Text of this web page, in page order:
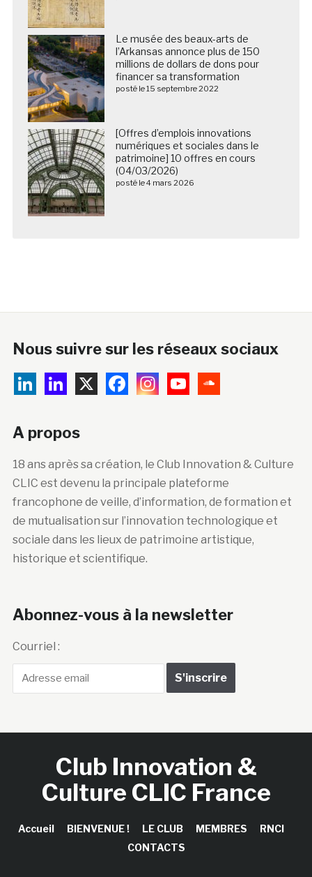
Le musée des beaux-arts de
l’Arkansas annonce plus de 150
millions de dollars de dons pour
financer sa transformation
posté le 15 septembre 2022
[Offres d’emplois innovations
numériques et sociales dans le
patrimoine] 10 offres en cours
(04/03/2026)
posté le 4 mars 2026
Nous suivre sur les réseaux sociaux
A propos
18 ans après sa création, le Club Innovation & Culture
CLIC est devenu la principale plateforme
francophone de veille, d’information, de formation et
de mutualisation sur l’innovation technologique et
sociale dans les lieux de patrimoine artistique,
historique et scientifique.
Abonnez-vous à la newsletter
Courriel :
Club Innovation &
Culture CLIC France
Accueil BIENVENUE ! LE CLUB MEMBRES
RNCI
CONTACTS